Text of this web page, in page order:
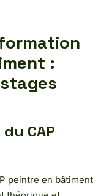
:
CAP
peintre en bâtiment